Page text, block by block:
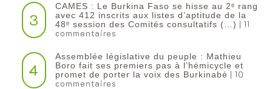
3
CAMES : Le Burkina Faso se hisse au 2ᵉ rang
avec 412 inscrits aux listes d’aptitude de la
48ᵉ session des Comités consultatifs (…) | 11
commentaires
4
Assemblée législative du peuple : Mathieu
Boro fait ses premiers pas à l’hémicycle et
promet de porter la voix des Burkinabè | 10
commentaires